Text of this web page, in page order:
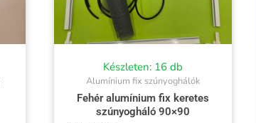
Készleten: 16 db
Alumínium fix szúnyoghálók
Fehér alumínium fix keretes
szúnyogháló 90×90